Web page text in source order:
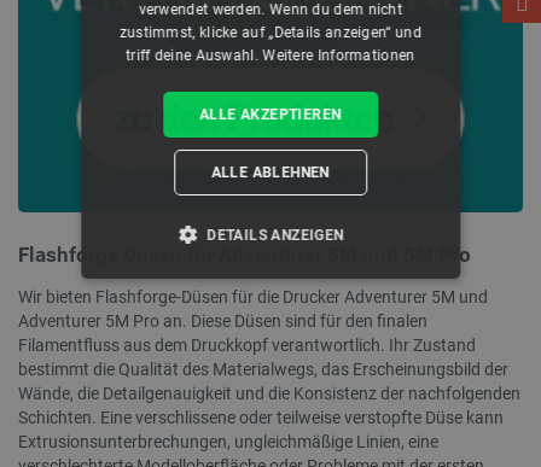
Flashforge Düsen für Adventurer 5M und 5M Pro
Wir bieten Flashforge-Düsen für die Drucker Adventurer 5M und
Adventurer 5M Pro an. Diese Düsen sind für den finalen
Filamentfluss aus dem Druckkopf verantwortlich. Ihr Zustand
bestimmt die Qualität des Materialwegs, das Erscheinungsbild der
Wände, die Detailgenauigkeit und die Konsistenz der nachfolgenden
Schichten. Eine verschlissene oder teilweise verstopfte Düse kann
Extrusionsunterbrechungen, ungleichmäßige Linien, eine
verwendet werden. Wenn du dem nicht
zustimmst, klicke auf „Details anzeigen“ und
triff deine Auswahl.Weitere Informationen
ALLE AKZEPTIEREN
ALLE ABLEHNEN
DETAILS ANZEIGEN
UNBEDINGT ERFORDERLICH
PERFORMANCE
TARGETING
FUNKTIONALITÄT